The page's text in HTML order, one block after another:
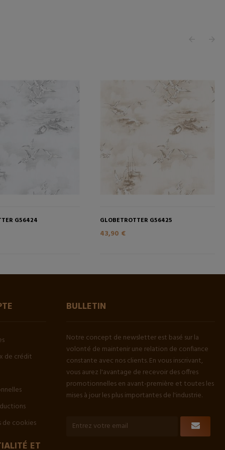
G56424 GLOBETROTTER G56425
43,90 €
de crédit
de cookies
ET
BULLETIN
Notre concept de newsletter est basé sur la
volonté de maintenir une relation de confiance
constante avec nos clients. En vous inscrivant,
vous aurez l'avantage de recevoir des offres
promotionnelles en avant-première et toutes les
mises à jour les plus importantes de l'industrie.